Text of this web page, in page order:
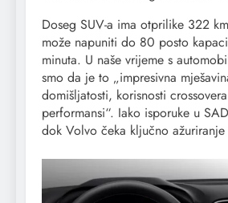
Doseg SUV-a ima otprilike 322
može napuniti do 80 posto
minuta. U naše vrijeme s
smo da je to „impresivna
domišljatosti, korisnosti
performansi“. Iako isporuke u
dok Volvo čeka ključno ažuriranje